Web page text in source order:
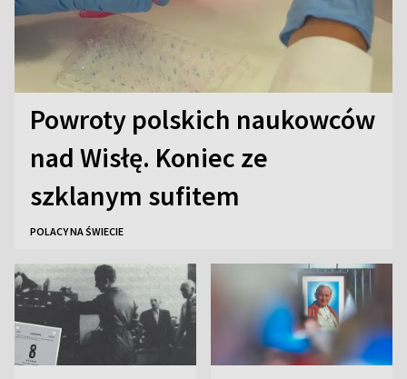
Powroty polskich naukowców
nad Wisłę. Koniec ze
szklanym sufitem
POLACY NA ŚWIECIE